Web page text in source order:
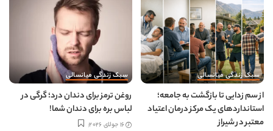
سبک زندگی میانسالی
از سم زدایی تا بازگشت به جامعه؛
استانداردهای یک مرکز درمان اعتیاد
معتبر در شیراز
سبک زندگی میانسالی
روغن ترمز برای دندان درد؛ گرگی در
لباس بره برای دندان شما!
16 جولای 2026